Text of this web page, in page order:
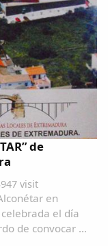
de
visit
de convocar el